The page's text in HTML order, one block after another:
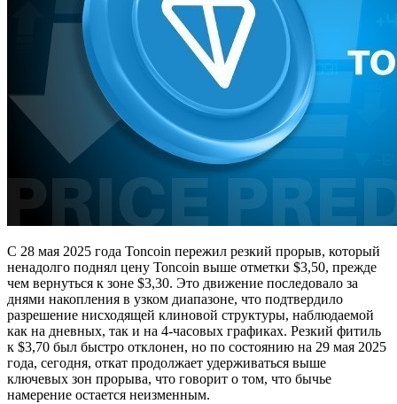
С 28 мая 2025 года Toncoin пережил резкий прорыв, который
ненадолго поднял цену Toncoin выше отметки $3,50, прежде
чем вернуться к зоне $3,30. Это движение последовало за
днями накопления в узком диапазоне, что подтвердило
разрешение нисходящей клиновой структуры, наблюдаемой
как на дневных, так и на 4-часовых графиках. Резкий фитиль
к $3,70 был быстро отклонен, но по состоянию на 29 мая 2025
года, сегодня, откат продолжает удерживаться выше
ключевых зон прорыва, что говорит о том, что бычье
намерение остается неизменным.